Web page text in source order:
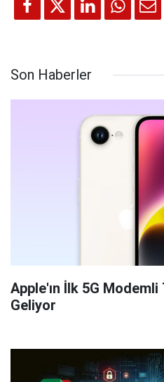
Son Haberler
Apple'ın İlk 5G
Geliyor